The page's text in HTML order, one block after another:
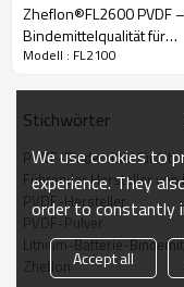
Zheflon®FL2600 PVDF –
Bindemittelqualität für
Lithiumbatterien
Modell : FL2100
Stichwörter
PVDF-Bindemittel für
Führender Hersteller von
PVDF-Hersteller
PVDF-Pulver
Lithium-Batterie-
Zheflon
We use cookies to
experience. They
order to constantly
Accept all